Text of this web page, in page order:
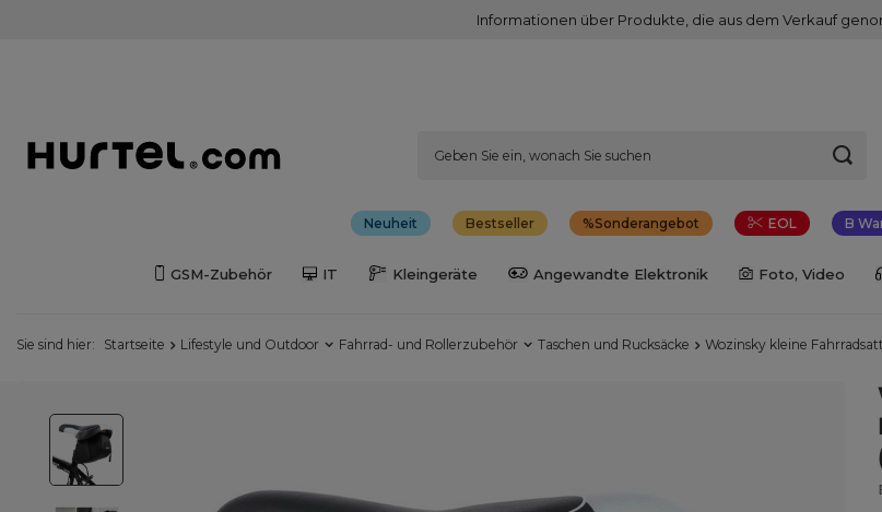
Informationen über Produkte, die aus dem Verkauf
Neuheit Bestseller Sonderangebot EOL B
GSM-Zubehör IT Kleingeräte Angewandte Elektronik Foto, Video
Sie sind hier: Startseite Lifestyle und Outdoor Fahrrad- und Rollerzubehör Taschen und Rucksäcke Wozinsky kleine